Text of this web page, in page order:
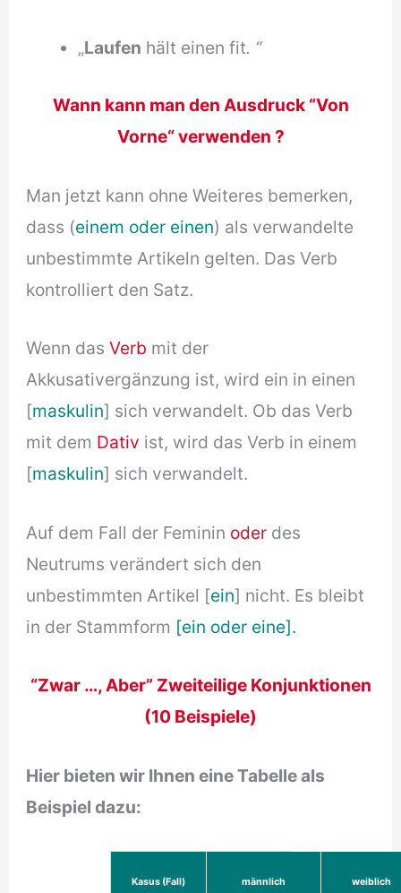
„Laufen hält einen fit. “
Wann kann man den Ausdruck “Von
Vorne“ verwenden ?
Man jetzt kann ohne Weiteres bemerken,
dass (einem oder einen) als verwandelte
unbestimmte Artikeln gelten. Das Verb
kontrolliert den Satz.
Wenn dasVerb mit der
Akkusativergänzung ist, wird ein in einen
[maskulin] sich verwandelt. Ob das Verb
mit dem Dativ ist, wird das Verb in einem
[maskulin] sich verwandelt.
Auf dem Fall der Feminin oder des
Neutrums verändert sich den
unbestimmten Artikel [ein] nicht. Es bleibt
in der Stammform [ein oder eine].
“Zwar …, Aber” Zweiteilige Konjunktionen
(10 Beispiele)
Hier bieten wir Ihnen eine Tabelle als
Beispiel dazu:
Kasus (Fall) männlich weiblich